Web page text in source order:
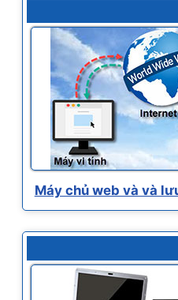
Máy chủ web và và